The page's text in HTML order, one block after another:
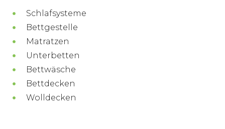
Schlafsysteme
Bettgestelle
Matratzen
Unterbetten
Bettwäsche
Bettdecken
Wolldecken